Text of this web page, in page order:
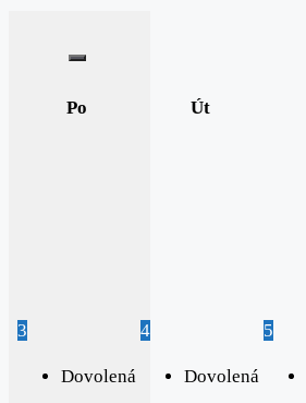
Po Út
3
Dovolená
4
Dovolená
5